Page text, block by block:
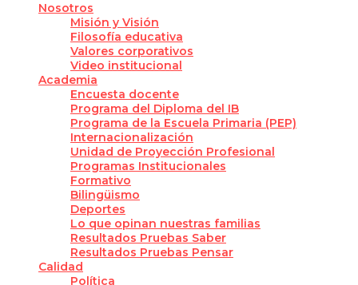
Nosotros
Misión y Visión
Filosofía educativa
Valores corporativos
Video institucional
Academia
Encuesta docente
Programa del Diploma del IB
Programa de la Escuela Primaria (PEP)
Internacionalización
Unidad de Proyección Profesional
Programas Institucionales
Formativo
Bilingüismo
Deportes
Lo que opinan nuestras familias
Resultados Pruebas Saber
Resultados Pruebas Pensar
Calidad
Política